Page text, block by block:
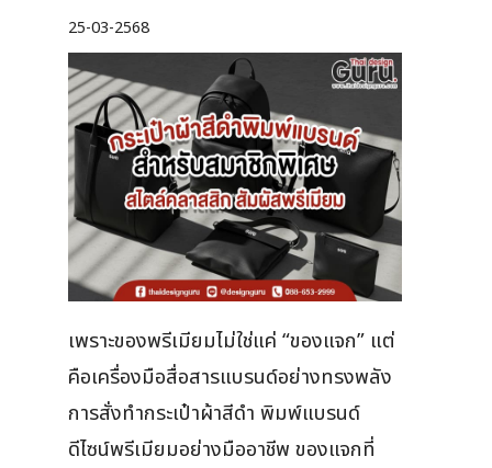
25-03-2568
เพราะของพรีเมียมไม่ใช่แค่ “ของแจก” แต่
คือเครื่องมือสื่อสารแบรนด์อย่างทรงพลัง
การสั่งทำกระเป๋าผ้าสีดำ พิมพ์แบรนด์
ดีไซน์พรีเมียมอย่างมืออาชีพ ของแจกที่